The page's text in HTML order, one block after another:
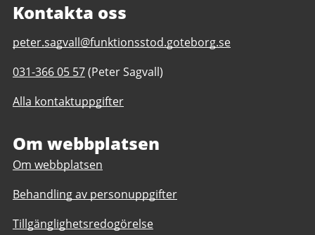
Kontakta oss
E-
till
Datavägen
daglig
Göteborgs
Stad
peter.sagvall@funktionsstod.goteborg.se
Telefonnummer
Datavägen
verksamhet
Göteborgs
Stad
031-366 05 57(Peter Sagvall)
Alla kontaktuppgifter
Om webbplatsen
Om webbplatsen
Behandling av personuppgifter
Tillgänglighetsredogörelse